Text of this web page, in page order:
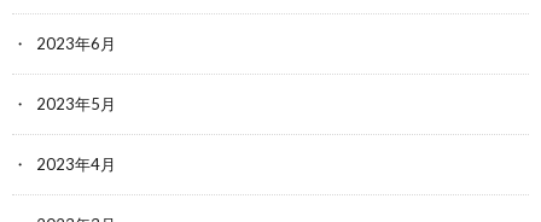
2023年6月
2023年5月
2023年4月